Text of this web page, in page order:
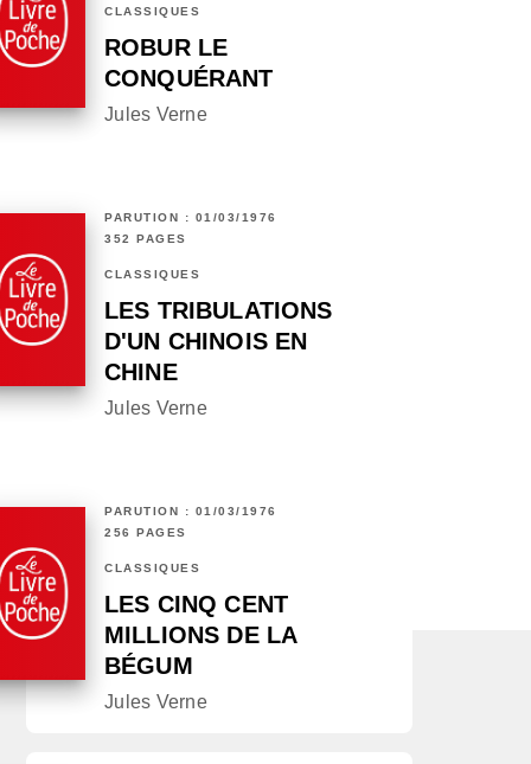
CLASSIQUES
ROBUR LE
CONQUÉRANT
Jules Verne
PARUTION : 01/03/1976
352 PAGES
CLASSIQUES
LES TRIBULATIONS
D'UN CHINOIS EN
CHINE
Jules Verne
PARUTION : 01/03/1976
256 PAGES
CLASSIQUES
LES CINQ CENT
MILLIONS DE LA
BÉGUM
Jules Verne